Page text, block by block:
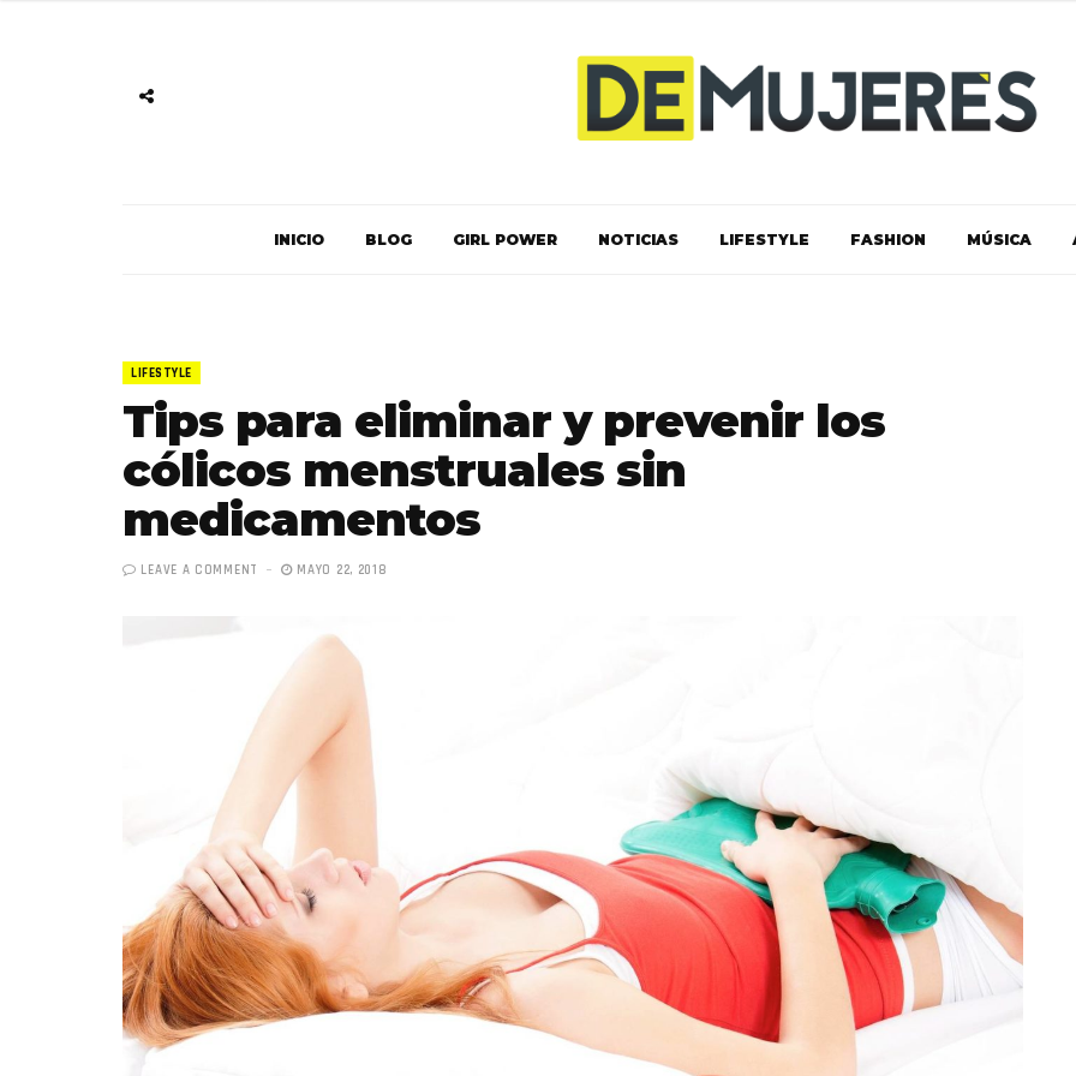
INICIO BLOG GIRL POWER NOTICIAS LIFESTYLE FASHION MÚSICA
LIFESTYLE
Tips para eliminar y prevenir los
cólicos menstruales sin
medicamentos
LEAVE A COMMENT MAYO 22, 2018
«Bonitas», el nuevo
sencillo de Hendrix y
Totó la Momposina: el
adiós a la gran
cantadora que llevó las
raíces colombianas al
mundo a través de su
música